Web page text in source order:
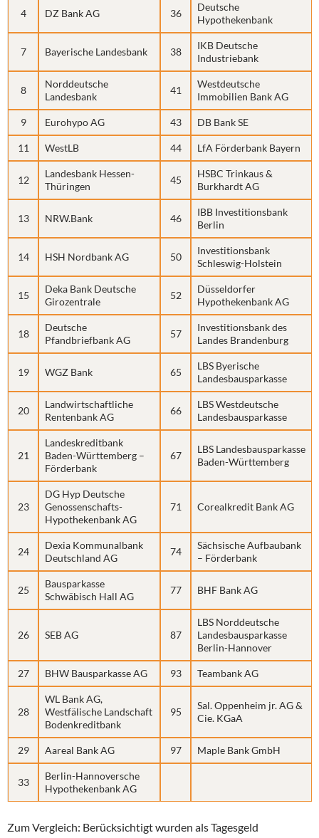
4 DZ Bank AG 36
Deutsche
Hypothekenbank
7 Bayerische Landesbank 38
IKB Deutsche
Industriebank
8
Norddeutsche
Landesbank
41
Westdeutsche
Immobilien Bank AG
9 Eurohypo AG 43 DB Bank SE
11 WestLB 44 LfA Förderbank Bayern
12
Landesbank Hessen-
Thüringen
45
HSBC Trinkaus &
Burkhardt AG
13 NRW.Bank 46
IBB Investitionsbank
Berlin
14 HSH Nordbank AG 50
Investitionsbank
Schleswig-Holstein
15
Deka Bank Deutsche
Girozentrale
52
Düsseldorfer
Hypothekenbank AG
18
Deutsche
Pfandbriefbank AG
57
Investitionsbank des
Landes Brandenburg
19 WGZ Bank 65
LBS Byerische
Landesbausparkasse
20
Landwirtschaftliche
Rentenbank AG
66
LBS Westdeutsche
Landesbausparkasse
21
Landeskreditbank
Baden-Württemberg –
Förderbank
67
LBS Landesbausparkasse
Baden-Württemberg
23
DG Hyp Deutsche
Genossenschafts-
Hypothekenbank AG
71 Corealkredit Bank AG
24
Dexia Kommunalbank
Deutschland AG
74
Sächsische Aufbaubank
– Förderbank
25
Bausparkasse
Schwäbisch Hall AG
77 BHF Bank AG
26 SEB AG 87
LBS Norddeutsche
Landesbausparkasse
Berlin-Hannover
27 BHW Bausparkasse AG 93 Teambank AG
28
WL Bank AG,
Westfälische Landschaft
Bodenkreditbank
95
Sal. Oppenheim jr. AG &
Cie. KGaA
29 Aareal Bank AG 97 Maple Bank GmbH
33
Berlin-Hannoversche
Hypothekenbank AG
Zum Vergleich: Berücksichtigt wurden als Tagesgeld